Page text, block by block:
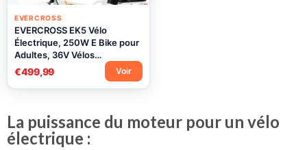
EVERCROSS
EVERCROSS EK5 Vélo
Électrique, 250W E Bike pour
Adultes, 36V Vélos
Electriques Pliables Vélo de
Montagne, Jusqu'à 25KM / h,
Plage 35-60km, Pneus 16'' E-
Réglable
€499,99 Voir
La puissance du moteur pour un vélo
électrique :